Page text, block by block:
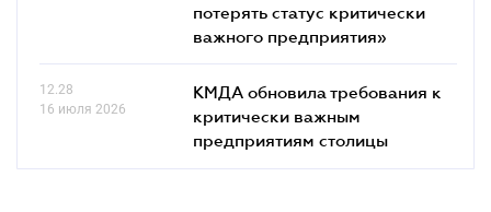
потерять статус критически
важного предприятия»
12.28
16 июля 2026
КМДА обновила требования к
критически важным
предприятиям столицы